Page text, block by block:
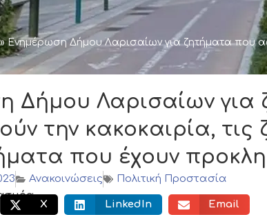
Ενημέρωση Δήμου Λαρισαίων για ζητήματα που
Δήμου Λαρισαίων για
την κακοκαιρία, τις
που έχουν
Ανακοινώσεις
Πολιτική Προστασία
X LinkedIn
Email